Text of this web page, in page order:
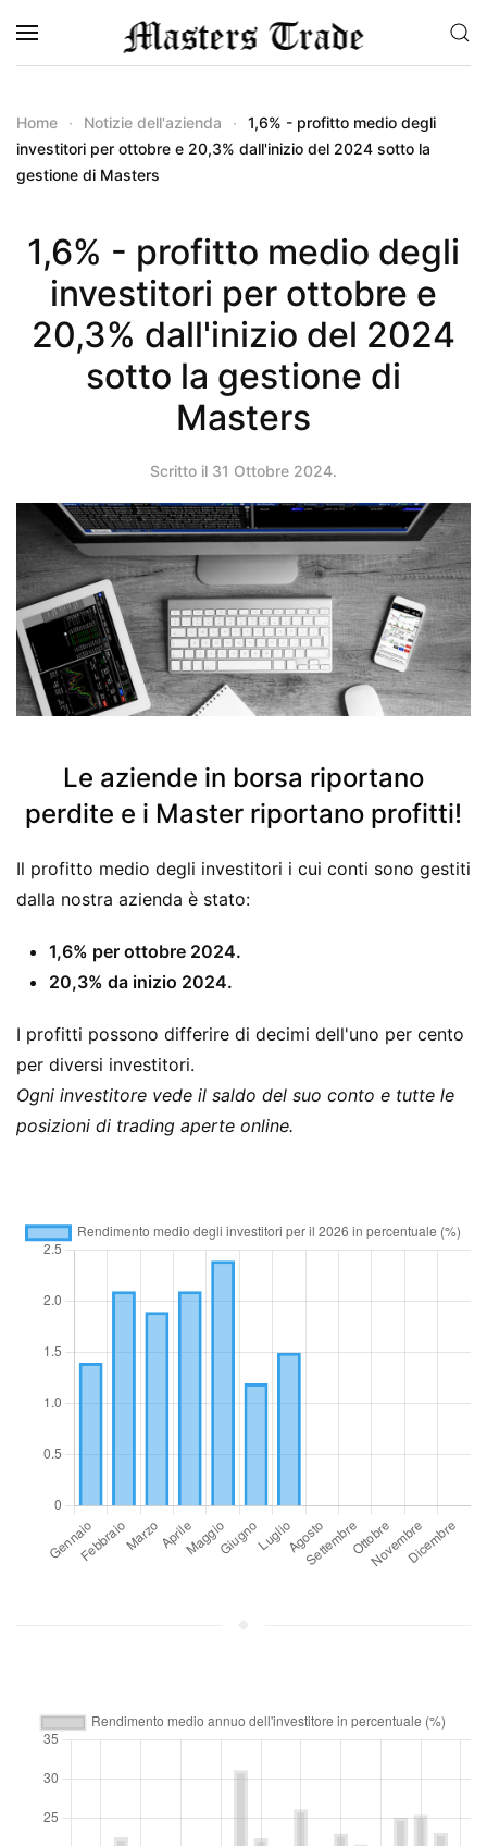
Skip to main content
Home Notizie dell'azienda
1,6% - profitto medio degli
investitori per ottobre e 20,3% dall'inizio del 2024 sotto la
gestione di Masters
1,6% - profitto medio degli
investitori per ottobre e
20,3% dall'inizio del 2024
sotto la gestione di
Masters
Scritto il 31 Ottobre 2024.
Le aziende in borsa riportano
perdite e i Master riportano profitti!
Il profitto medio degli investitori i cui conti sono gestiti
dalla nostra azienda è stato:
1,6% per ottobre 2024.
20,3% da inizio 2024.
I profitti possono differire di decimi dell'uno per cento
per diversi investitori.
Ogni investitore vede il saldo del suo conto e tutte le
posizioni di trading aperte online.